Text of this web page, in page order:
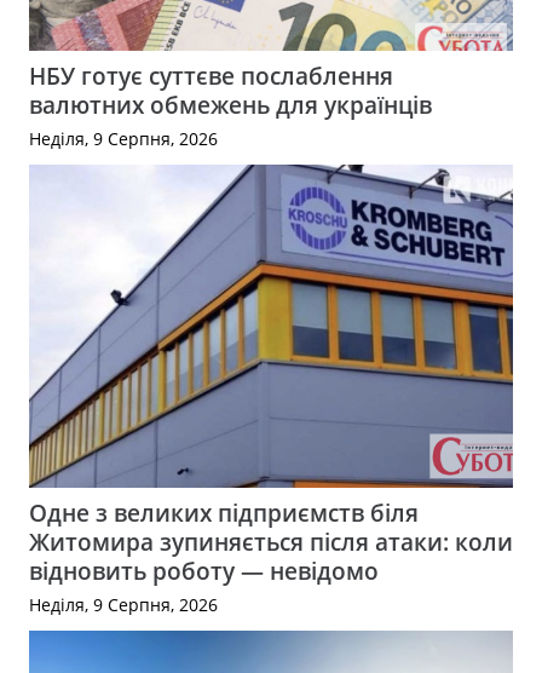
НБУ готує суттєве послаблення
валютних обмежень для українців
Неділя, 9 Серпня, 2026
Одне з великих підприємств біля
Житомира зупиняється після атаки: коли
відновить роботу — невідомо
Неділя, 9 Серпня, 2026